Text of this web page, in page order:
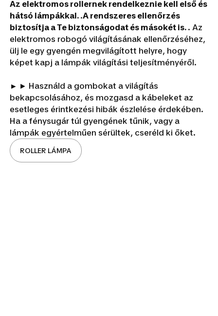
Az elektromos rollernek rendelkeznie kell első és
hátsó lámpákkal. .A rendszeres ellenőrzés
biztosítja a Te biztonságodat és másokét is. . Az
elektromos robogó világításának ellenőrzéséhez,
ülj le egy gyengén megvilágított helyre, hogy
képet kapj a lámpák világítási teljesítményéről.
► ► Használd a gombokat a világítás
bekapcsolásához, és mozgasd a kábeleket az
esetleges érintkezési hibák észlelése érdekében.
Ha a fénysugár túl gyengének tűnik, vagy a
lámpák egyértelműen sérültek, cseréld ki őket.
ROLLER LÁMPA